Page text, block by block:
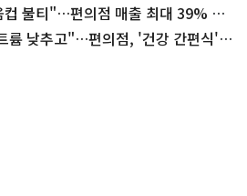
컵 불티"…편의점 매출 최대 39% 점
륨 낮추고"…편의점, '건강 간편식'